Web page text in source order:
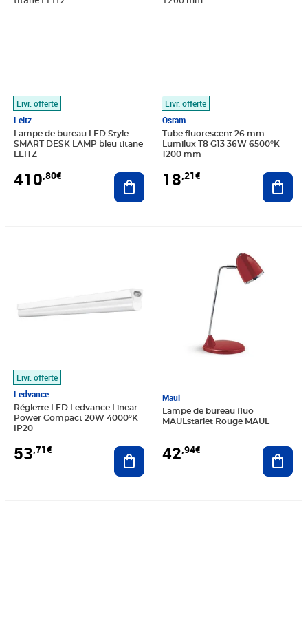
Livr. offerte
Leitz
Lampe de bureau LED Style
SMART DESK LAMP bleu titane
LEITZ
410,80€ Ajouter au panier
Livr. offerte
Osram
Tube fluorescent 26 mm
Lumilux T8 G13 36W 6500°K
1200 mm
18,21€
Livr. offerte
Ledvance
Réglette LED Ledvance Linear
Power Compact 20W 4000°K
IP20
53,71€ Ajouter au panier
Maul
Lampe de bureau fluo
MAULstarlet Rouge MAUL
42,94€